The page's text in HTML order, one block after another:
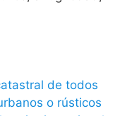
de todos
o rústicos